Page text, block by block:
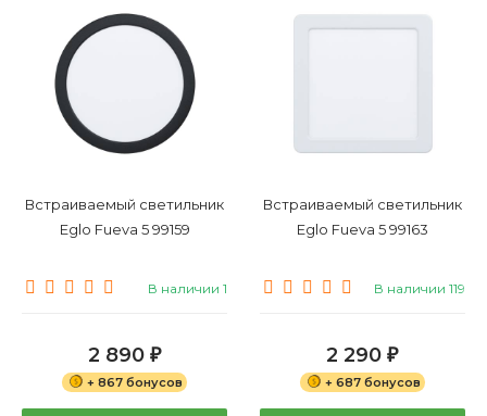
Встраиваемый светильник
Eglo Fueva 5 99159
В наличии 1
2 890 ₽
+ 867 бонусов
Встраиваемый светильник
Eglo Fueva 5 99163
В наличии 119
2 290 ₽
+ 687 бонусов